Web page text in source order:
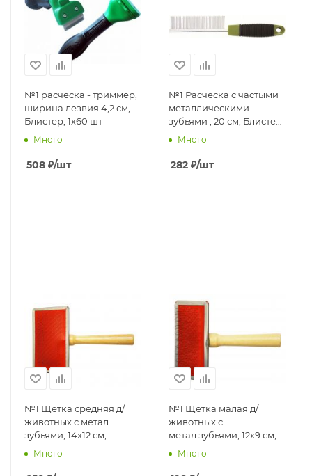
№1 расческа - триммер,
ширина лезвия 4,2 см,
Блистер, 1х60 шт
Много
508 ₽/шт
№1 Расческа с частыми
металлическими
зубьями , 20 см, Блистер,
1*96шт
Много
282 ₽/шт
№1 Щетка средняя д/
животных с метал.
зубьями, 14х12 см,
Блистер, 1*60
Много
№1 Щетка малая д/
животных с
метал.зубьями, 12х9 см,
Блистер, 1*72
Много